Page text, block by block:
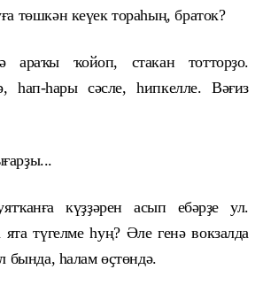
төшкән кеүек тораһың, браток?
араҡы ҡойоп, стакан тотторҙо.
һап-һары сәсле, һипкелле. Вәғиз
күҙҙәрен асып ебәрҙе ул.
түгелме һуң? Әле генә вокзалда
бында, һалам өҫтөндә.